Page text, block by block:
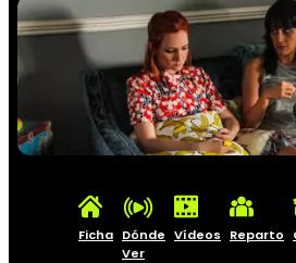
Ficha Dónde
Ver
Vídeos Reparto